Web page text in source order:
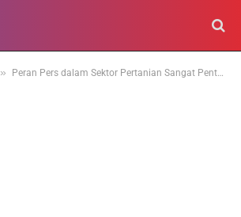
» Peran Pers dalam Sektor Pertanian Sangat Penting